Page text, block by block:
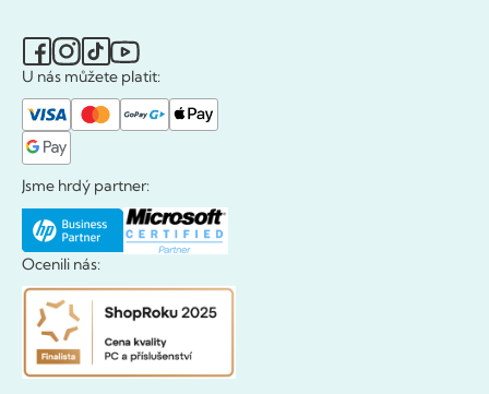
U nás můžete platit:
Jsme hrdý partner:
Ocenili nás: